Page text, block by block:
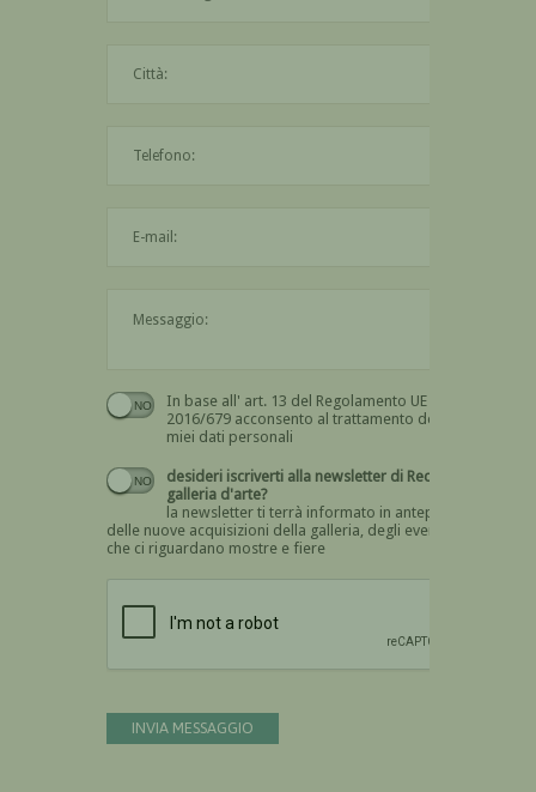
In base all' art. 13 del Regolamento UE n.
2016/679 acconsento al trattamento dei
miei dati personali
Devi dare il consenso
desideri iscriverti alla newsletter di Recta
galleria d'arte?
la newsletter ti terrà informato in anteprima
delle nuove acquisizioni della galleria, degli eventi
che ci riguardano mostre e fiere
INVIA MESSAGGIO